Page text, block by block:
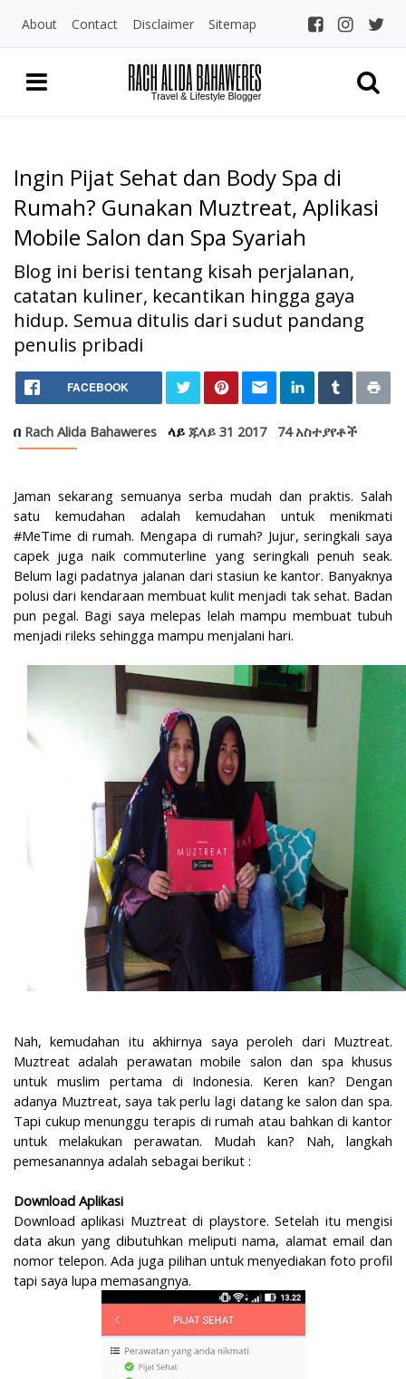
About Contact Disclaimer Sitemap
Ingin Pijat Sehat dan Body Spa di
Rumah? Gunakan Muztreat, Aplikasi
Mobile Salon dan Spa Syariah
Blog ini berisi tentang kisah perjalanan,
catatan kuliner, kecantikan hingga gaya
hidup. Semua ditulis dari sudut pandang
penulis pribadi
Home
Kecantikan
Kesehatan
Ingin Pijat Sehat dan Body Spa di Rumah? Gunakan Muztreat,
Ingin Pijat Sehat dan Body
FACEBOOK
በ Rach Alida Bahaweres ላይ ጁላይ 31 2017 74 አስተያየቶች
Jaman sekarang semuanya serba mudah dan praktis. Salah
satu kemudahan adalah kemudahan untuk menikmati
#MeTime di rumah. Mengapa di rumah? Jujur, seringkali saya
capek juga naik commuterline yang seringkali penuh seak.
Belum lagi padatnya jalanan dari stasiun ke kantor. Banyaknya
polusi dari kendaraan membuat kulit menjadi tak sehat. Badan
pun pegal. Bagi saya melepas lelah mampu membuat tubuh
menjadi rileks sehingga mampu menjalani hari.
Nah, kemudahan itu akhirnya saya peroleh dari Muztreat.
Muztreat adalah perawatan mobile salon dan spa khusus
untuk muslim pertama di Indonesia. Keren kan? Dengan
adanya Muztreat, saya tak perlu lagi datang ke salon dan spa.
Tapi cukup menunggu terapis di rumah atau bahkan di kantor
untuk melakukan perawatan. Mudah kan? Nah, langkah
pemesanannya adalah sebagai berikut :
Download Aplikasi
Download aplikasi Muztreat di playstore. Setelah itu mengisi
data akun yang dibutuhkan meliputi nama, alamat email dan
nomor telepon. Ada juga pilihan untuk menyediakan foto profil
tapi saya lupa memasangnya.